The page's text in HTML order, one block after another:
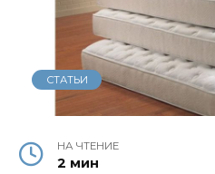
СТАТЬИ
НА ЧТЕНИЕ
2 мин